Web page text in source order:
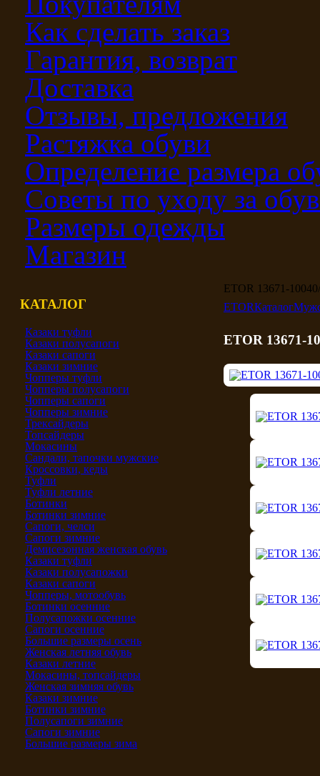
Как сделать заказ
Гарантия, возврат
Доставка
Отзывы, предложения
Растяжка обуви
Определение размера
Советы по уходу за
Размеры одежды
Магазин
КАТАЛОГ
Казаки туфли
Казаки полусапоги
Казаки сапоги
Казаки зимние
Чопперы туфли
Чопперы полусапоги
Чопперы сапоги
Чопперы зимние
Трексайдеры
Топсайдеры
Мокасины
Сандали, тапочки мужские
Кроссовки, кеды
Туфли
Туфли летние
Ботинки
Ботинки зимние
Сапоги, челси
Сапоги зимние
Демисезонная женская обувь
Казаки туфли
Казаки полусапожки
Казаки сапоги
Чопперы, мотообувь
Ботинки осенние
Полусапожки осенние
Сапоги осенние
Большие размеры осень
Женская летняя обувь
Казаки летние
Мокасины, топсайдеры
Женская зимняя обувь
Казаки зимние
Ботинки зимние
Полусапоги зимние
Сапоги зимние
Большие размеры зима
ETOR 13671-
ETORКаталог
ETOR 13671-